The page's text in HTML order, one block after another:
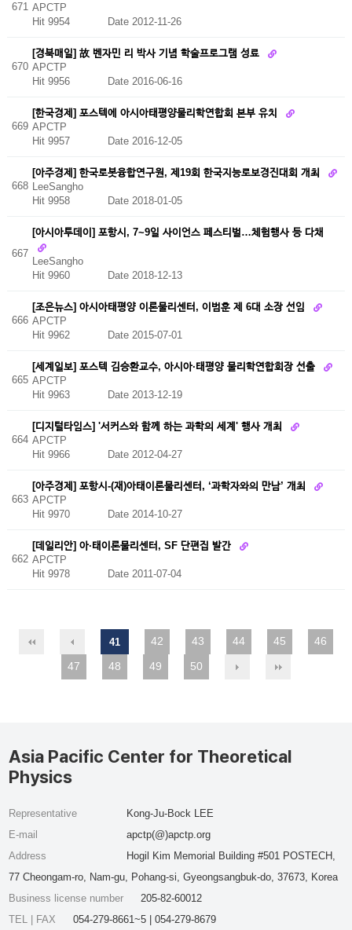
671 APCTP
Hit 9954
Date 2012-11-26
670
[경북매일] 故 벤자민 리 박사 기념 학술프로그램 성료
APCTP
Hit 9956
Date 2016-06-16
669
[한국경제] 포스텍에 아시아태평양물리학연합회 본부 유치
APCTP
Hit 9957
Date 2016-12-05
668
[아주경제] 한국로봇융합연구원, 제19회 한국지능로보경진대회 개최
LeeSangho
Hit 9958
Date 2018-01-05
667
[아시아투데이] 포항시, 7~9일 사이언스 페스티벌…체험행사 등 다채
LeeSangho
Hit 9960 Date 2018-12-13
666
[조은뉴스] 아시아태평양 이론물리센터, 이범훈 제 6대 소장 선임
APCTP
Hit 9962
Date 2015-07-01
665
[세계일보] 포스텍 김승환교수, 아시아·태평양 물리학연합회장 선출
APCTP
Hit 9963
Date 2013-12-19
664
[디지털타임스] '서커스와 함께 하는 과학의 세계' 행사 개최
APCTP
Hit 9966
Date 2012-04-27
663
[아주경제] 포항시-(재)아태이론물리센터, ‘과학자와의 만남’ 개최
APCTP
Hit 9970
Date 2014-10-27
662
[데일리안] 아·태이론물리센터, SF 단편집 발간
APCTP
Hit 9978
Date 2011-07-04
41 42 43 44 45
46
47
48 49 50
Asia Pacific Center for Theoretical
Physics
Representative
Kong-Ju-Bock LEE
E-mail
apctp(@)apctp.org
Address
Hogil Kim Memorial Building #501 POSTECH,
77 Cheongam-ro, Nam-gu, Pohang-si, Gyeongsangbuk-do, 37673, Korea
Business license number
205-82-60012
TEL | FAX
054-279-8661~5 | 054-279-8679